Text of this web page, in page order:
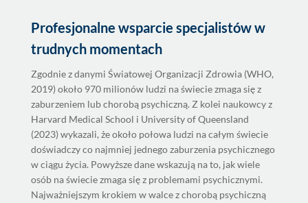
Profesjonalne wsparcie specjalistów w
trudnych momentach
Zgodnie z danymi Światowej Organizacji Zdrowia (WHO,
2019) około 970 milionów ludzi na świecie zmaga się z
zaburzeniem lub chorobą psychiczną. Z kolei naukowcy z
Harvard Medical School i University of Queensland
(2023) wykazali, że około połowa ludzi na całym świecie
doświadczy co najmniej jednego zaburzenia psychicznego
w ciągu życia. Powyższe dane wskazują na to, jak wiele
osób na świecie zmaga się z problemami psychicznymi.
Najważniejszym krokiem w walce z chorobą psychiczną